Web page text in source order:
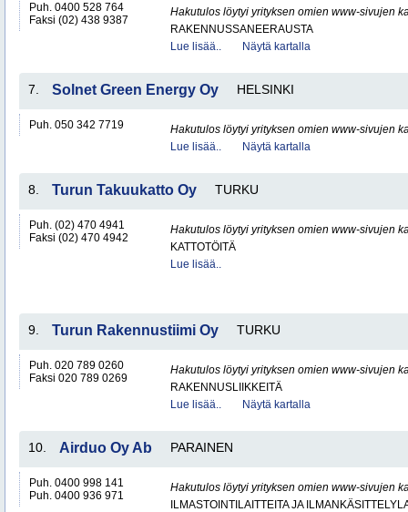
Puh. 0400 528 764
Faksi (02) 438 9387
Hakutulos löytyi yrityksen omien www-sivujen
RAKENNUSSANEERAUSTA
Lue lisää..
Näytä kartalla
7. Solnet Green Energy Oy HELSINKI
Puh. 050 342 7719
Hakutulos löytyi yrityksen omien www-sivujen
Lue lisää..
Näytä kartalla
8. Turun Takuukatto Oy TURKU
Puh. (02) 470 4941
Faksi (02) 470 4942
Hakutulos löytyi yrityksen omien www-sivujen
KATTOTÖITÄ
Lue lisää..
9. Turun Rakennustiimi Oy TURKU
Puh. 020 789 0260
Faksi 020 789 0269
Hakutulos löytyi yrityksen omien www-sivujen
RAKENNUSLIIKKEITÄ
Lue lisää..
Näytä kartalla
10. Airduo Oy Ab PARAINEN
Puh. 0400 998 141
Puh. 0400 936 971
Hakutulos löytyi yrityksen omien www-sivujen
ILMASTOINTILAITTEITA JA